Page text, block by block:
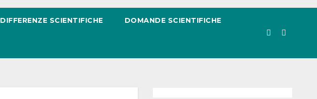
DIFFERENZE SCIENTIFICHE DOMANDE SCIENTIFICHE